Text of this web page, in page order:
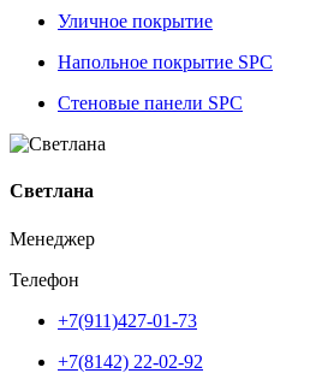
Уличное покрытие
Напольное покрытие SPC
Стеновые панели SPC
Светлана
Менеджер
Телефон
+7(911)427-01-73
+7(8142) 22-02-92